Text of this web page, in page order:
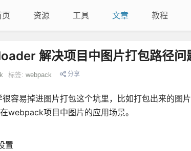
页 资源 工具 文章 教程
解决项目中图片打包路径问
标签: webpack 分享
容易掉进图片打包这个坑里，比如打包出来的图
webpack项目中图片的应用场景。
置